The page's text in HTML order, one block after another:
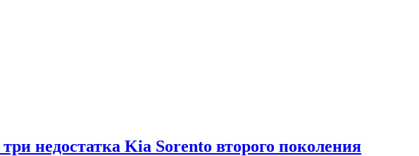
недостатка Kia Sorento второго поколения